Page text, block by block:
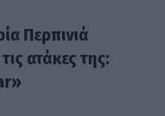
Περπινιά
ατάκες της: